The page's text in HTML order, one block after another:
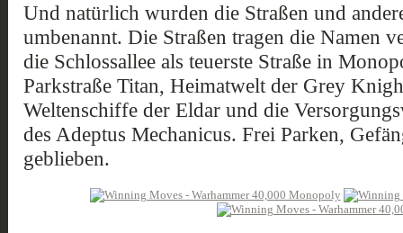
Und natürlich wurden die Straßen und
umbenannt. Die Straßen tragen die Namen
die Schlossallee als teuerste Straße in
Parkstraße Titan, Heimatwelt der Grey
Weltenschiffe der Eldar und die
des Adeptus Mechanicus. Frei Parken,
geblieben.